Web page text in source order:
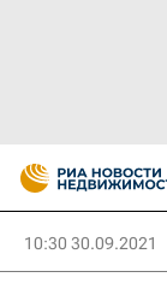
10:30 30.09.2021